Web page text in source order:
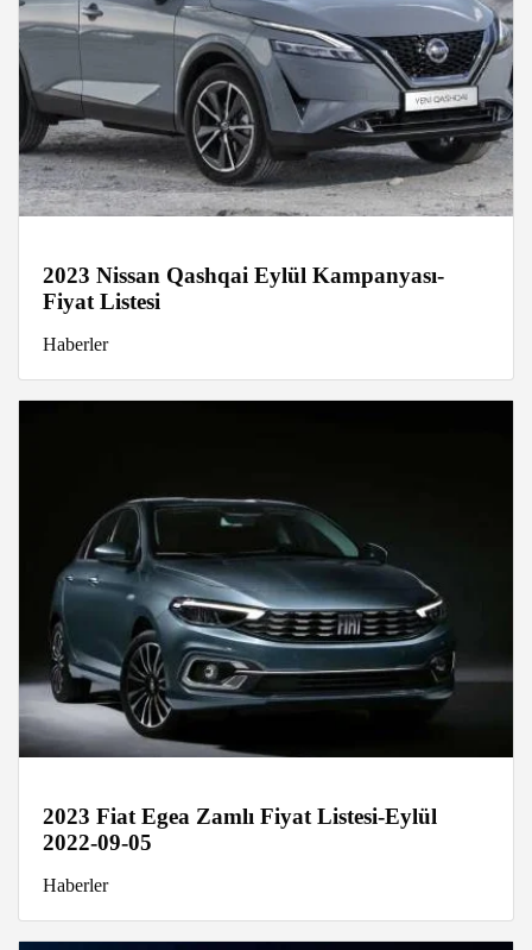
2023 Nissan Qashqai Eylül Kampanyası-
Fiyat Listesi
Haberler
2023 Fiat Egea Zamlı Fiyat Listesi-Eylül
2022-09-05
Haberler